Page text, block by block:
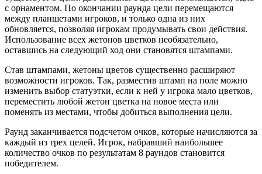
с орнаментом. По окончании раунда цели перемещаются
между планшетами игроков, и только одна из них
обновляется, позволяя игрокам продумывать свои действия.
Использование всех жетонов цветков необязательно,
оставшись на следующий ход они становятся штампами.
Став штампами, жетоны цветов существенно расширяют
возможности игроков. Так, разместив штамп на поле можно
изменить выбор статуэтки, если к ней у игрока мало цветков,
переместить любой жетон цветка на новое места или
поменять из местами, чтобы добиться выполнения цели.
Раунд заканчивается подсчетом очков, которые начисляются за
каждый из трех целей. Игрок, набравший наибольшее
количество очков по результатам 8 раундов становится
победителем.